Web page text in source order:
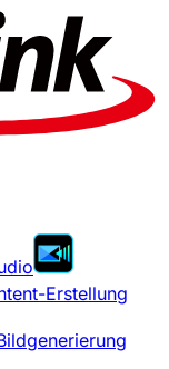
Erstellung